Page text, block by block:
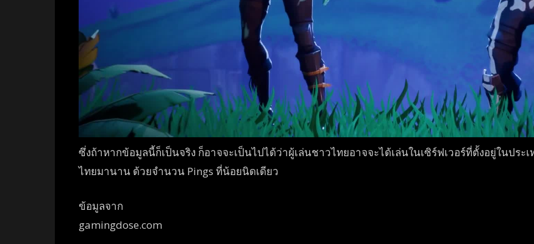
ซึ่งถ้าหากข้อมูลนี้ก็เป็นจริง ก็อาจจะเป็นไปได้ว่าผู้เล่นชาวไทยอาจจะได้เล่นในเซิร์ฟเวอร์ที่ตั้งอยู่ในประ
ไทยมานาน ด้วยจำนวน Pings ที่น้อยนิดเดียว
ข้อมูลจาก
gamingdose.com